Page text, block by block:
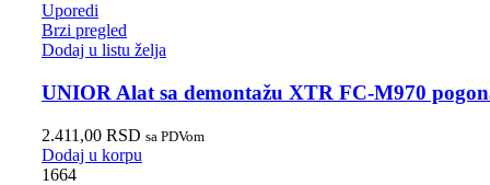
Uporedi
Brzi pregled
Dodaj u listu želja
UNIOR Alat sa demontažu XTR FC-M970
2.411,00 RSD sa PDVom
Dodaj u korpu
1664